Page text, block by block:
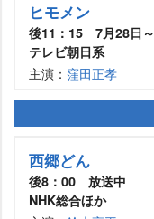
ヒモメン
後11：15 7月28日～
テレビ朝日系
主演： 窪田正孝
西郷どん
後8：00 放送中
NHK総合ほか